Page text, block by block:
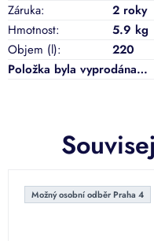
Možný osobní odběr Praha 4
Záruka:
2 roky
Hmotnost:
5.9 kg
Objem (l):
220
Položka byla vyprodána…